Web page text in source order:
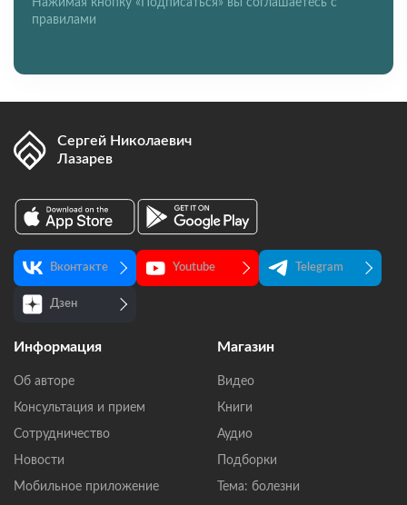
правилами
Сергей Николаевич
Лазарев
Вконтакте Youtube Telegram
Дзен
Информация
Об авторе
Консультация и прием
Сотрудничество
Новости
Мобильное приложение
Магазин
Видео
Книги
Аудио
Подборки
Тема: болезни